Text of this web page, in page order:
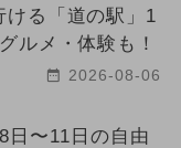
ける「道の駅」1
ルメ・体験も！
2026-08-06
日〜11日の自由